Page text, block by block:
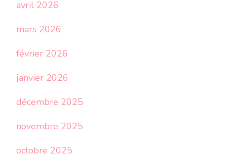
avril 2026
mars 2026
février 2026
janvier 2026
décembre 2025
novembre 2025
octobre 2025